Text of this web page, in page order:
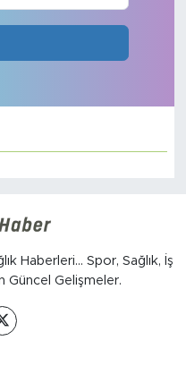
Haberleri... Spor, Sağlık, İş
Güncel Gelişmeler.